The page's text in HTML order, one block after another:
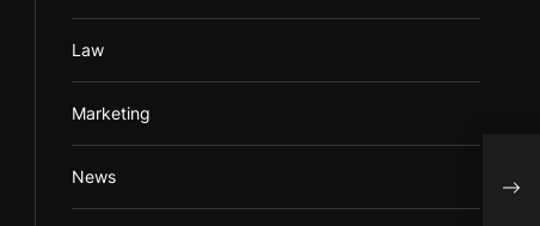
Law
Marketing
News